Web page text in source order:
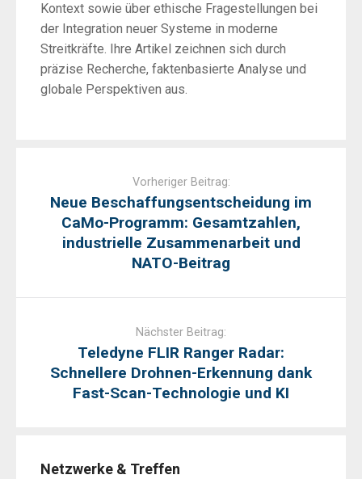
Kontext sowie über ethische Fragestellungen bei
der Integration neuer Systeme in moderne
Streitkräfte. Ihre Artikel zeichnen sich durch
präzise Recherche, faktenbasierte Analyse und
globale Perspektiven aus.
Vorheriger Beitrag:
Neue Beschaffungsentscheidung im
CaMo-Programm: Gesamtzahlen,
industrielle Zusammenarbeit und
NATO-Beitrag
Nächster Beitrag:
Teledyne FLIR Ranger Radar:
Schnellere Drohnen-Erkennung dank
Fast-Scan-Technologie und KI
Netzwerke & Treffen